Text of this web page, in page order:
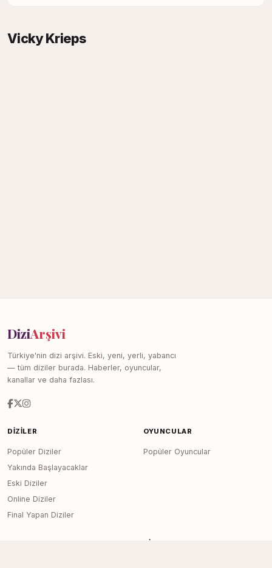
Vicky Krieps
DiziArşivi
Türkiye'nin dizi arşivi. Eski, yeni, yerli, yabancı
— tüm diziler burada. Haberler, oyuncular,
kanallar ve daha fazlası.
DIZILER
Popüler Diziler
Yakında Başlayacaklar
Eski Diziler
Online Diziler
Final Yapan Diziler
OYUNCULAR
Popüler Oyuncular
SITE